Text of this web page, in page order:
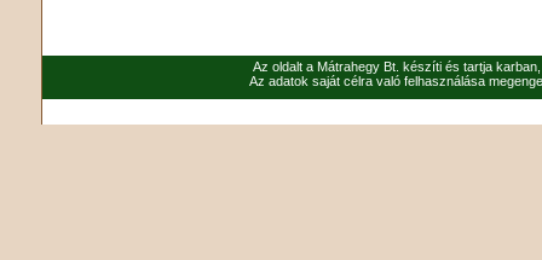
Az oldalt a Mátrahegy Bt. készíti és tartja
Az adatok saját célra való felhasználása